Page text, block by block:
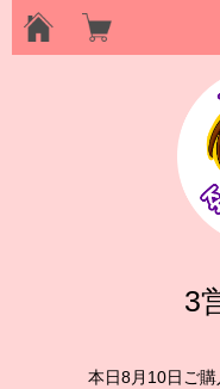
3
本日8月10日ご購